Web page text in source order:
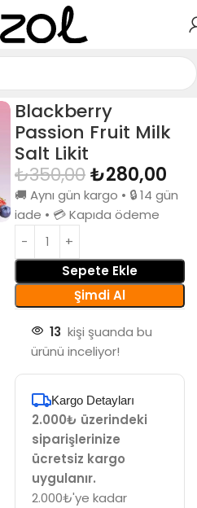
Blackberry
Passion Fruit Milk
Salt Likit
₺350,00₺280,00
🚚 Aynı gün kargo • 🔒 14 gün
iade • 💳 Kapıda ödeme
Sepete Ekle
Şimdi Al
13 kişi şuanda bu
ürünü inceliyor!
Kargo Detayları
2.000₺ üzerindeki
siparişlerinize
ücretsiz kargo
uygulanır.
2.000₺'ye kadar